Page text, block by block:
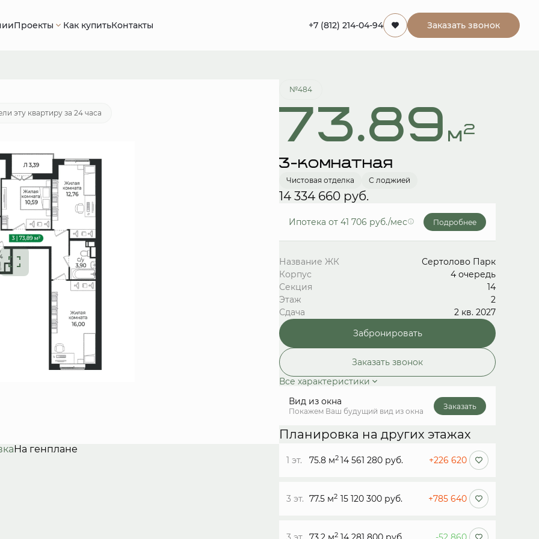
Проекты Как купитьКонтакты +7 (812) 214-04-94 Заказать звонок
660 руб.Ипотекаот 41 706 руб./мес. Забронировать
эту квартиру за 24 часа
На генплане
№484
73.89 м2
3-комнатная
Чистовая отделка С лоджией
14 334 660 руб.
Ипотека от 41 706 руб./мес Подробнее
Название ЖК
Сертолово Парк
Корпус
4 очередь
Секция
14
Этаж
2
Сдача
2 кв. 2027
Забронировать
Заказать звонок
Все характеристики
Вид из окна
Покажем Ваш будущий вид из окна
Заказать
Планировка на других этажах
1 эт. 75.8 м2 14 561 280 руб. +226 620
3 эт. 77.5 м2 15 120 300 руб. +785 640
2